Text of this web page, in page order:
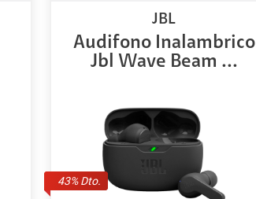
43% Dto.
JBL
Audifono Inalambrico
Jbl Wave Beam ...